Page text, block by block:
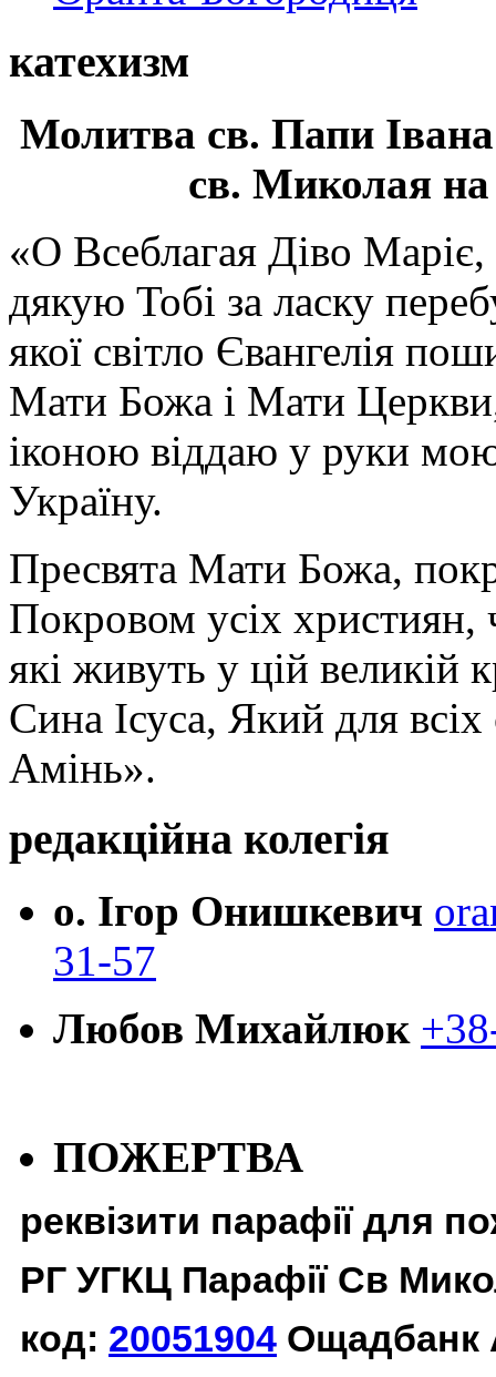
катехизм
Молитва св. Папи
св. Миколая на
«О Всеблагая Діво
дякую Тобі за ласку
якої світло Євангелія
Мати Божа і Мати
іконою віддаю у руки
Україну.
Пресвята Мати Божа,
Покровом усіх християн,
які живуть у цій великій
Сина Ісуса, Який для
Амінь».
редакційна колегія
о. Ігор Онишкевич
31-57
Любов Михайлюк
ПОЖЕРТВА
реквізити парафії для
РГ УГКЦ Парафії Св
код: 20051904 Ощадбанк